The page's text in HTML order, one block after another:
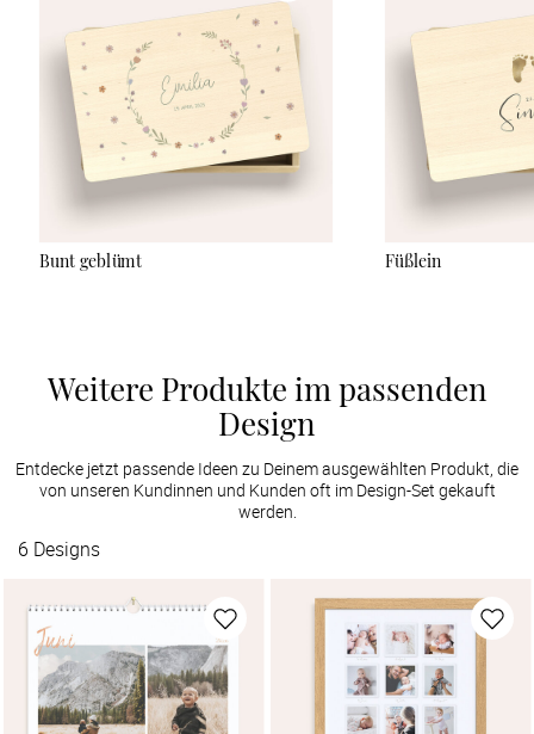
naturbelassen und nicht versiegelt sind, empfehlen wir, sie nur
mit einem leicht angefeuchteten Tuch sanft abzuwischen und
keine Reinigungsmittel zu verwenden. Der UV-Druck ist sehr
robust, kann aber bei starker Reibung oder durch scharfe
Gegenstände verkratzen.
Bunt geblümt Füßlein
Weitere Produkte im passenden
Design
Entdecke jetzt passende Ideen zu Deinem ausgewählten Produkt, die
von unseren Kundinnen und Kunden oft im Design-Set gekauft
werden.
6 Designs